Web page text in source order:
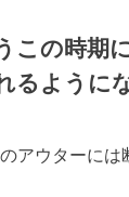
この時期
るように
アウターには